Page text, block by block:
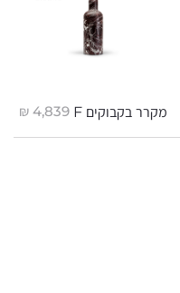
מקרר בקבוקים F 4,839
₪